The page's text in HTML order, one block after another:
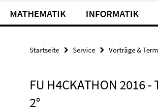
MATHEMATIK INFORMATIK
Startseite Service Vorträge &
FU H4CKATHON 2016
2°